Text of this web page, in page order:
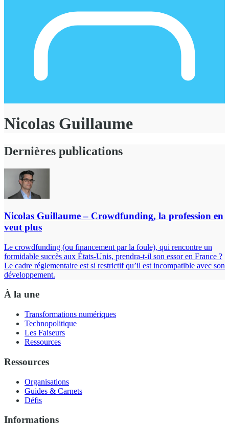
Nicolas Guillaume
Dernières publications
Nicolas Guillaume – Crowdfunding, la profession en
veut plus
Le crowdfunding (ou financement par la foule), qui rencontre un
formidable succès aux États-Unis, prendra-t-il son essor en France ?
Le cadre réglementaire est si restrictif qu’il est incompatible avec son
développement.
À la une
Transformations numériques
Technopolitique
Les Faiseurs
Ressources
Ressources
Organisations
Guides & Carnets
Défis
Informations